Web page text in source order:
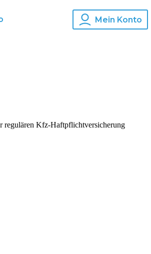
Mein Konto
regulären Kfz-Haftpflichtversicherung